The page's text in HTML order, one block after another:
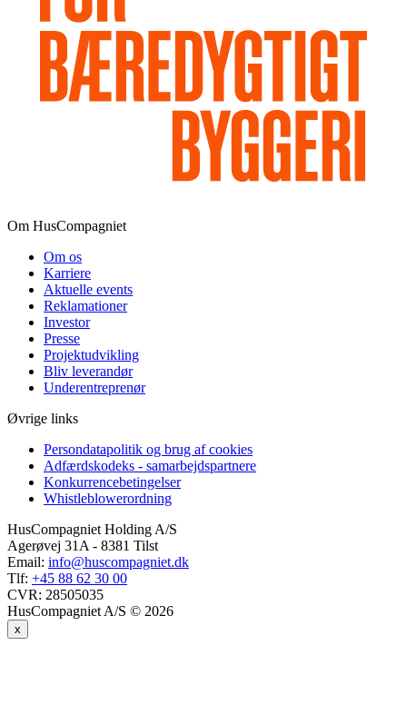
Om HusCompagniet
Om os
Karriere
Aktuelle events
Reklamationer
Investor
Presse
Projektudvikling
Bliv leverandør
Underentreprenør
Øvrige links
Persondatapolitik og brug af cookies
Adfærdskodeks - samarbejdspartnere
Konkurrencebetingelser
Whistleblowerordning
HusCompagniet Holding A/S
Agerøvej 31A - 8381 Tilst
Email: info@huscompagniet.dk
Tlf: +45 88 62 30 00
CVR: 28505035
HusCompagniet A/S © 2026
x